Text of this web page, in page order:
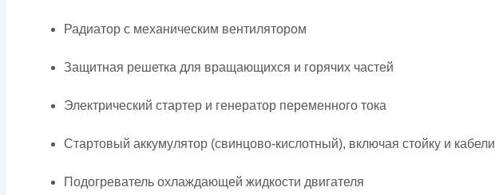
Радиатор с механическим вентилятором
Защитная решетка для вращающихся и горячих частей
Электрический стартер и генератор переменного тока
Стартовый аккумулятор (свинцово-кислотный), включая стойку и кабели
Подогреватель охлаждающей жидкости двигателя